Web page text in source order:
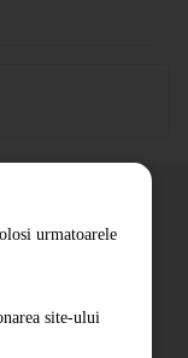
urmatoarele
site-ului